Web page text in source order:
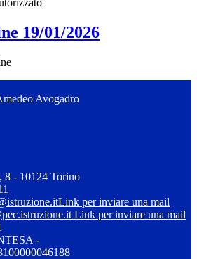
19/01/2026
Avogadro
8 - 10124 Torino
Link per inviare una mail
Link per inviare una mail
-